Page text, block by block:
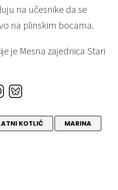
na učesnike da se
na plinskim bocama.
je Mesna zajednica Stari
KOTLIĆ
MARINA